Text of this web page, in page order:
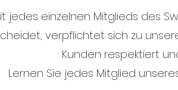
jedes einzelnen Mitglieds des
verpflichtet sich zu
Kunden respektiert
Lernen Sie jedes Mitglied